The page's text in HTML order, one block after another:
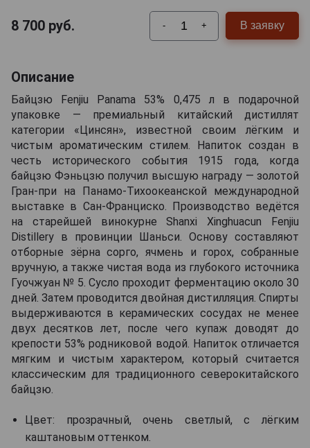
8 700 руб. - + В заявку
Описание
Байцзю Fenjiu Panama 53% 0,475 л в подарочной
упаковке — премиальный китайский дистиллят
категории «Цинсян», известной своим лёгким и
чистым ароматическим стилем. Напиток создан в
честь исторического события 1915 года, когда
байцзю Фэньцзю получил высшую награду — золотой
Гран-при на Панамо-Тихоокеанской международной
выставке в Сан-Франциско. Производство ведётся
на старейшей винокурне Shanxi Xinghuacun Fenjiu
Distillery в провинции Шаньси. Основу составляют
отборные зёрна сорго, ячмень и горох, собранные
вручную, а также чистая вода из глубокого источника
Гуочжуан № 5. Сусло проходит ферментацию около 30
дней. Затем проводится двойная дистилляция. Спирты
выдерживаются в керамических сосудах не менее
двух десятков лет, после чего купаж доводят до
крепости 53% родниковой водой. Напиток отличается
мягким и чистым характером, который считается
классическим для традиционного северокитайского
байцзю.
Цвет: прозрачный, очень светлый, с лёгким
каштановым оттенком.